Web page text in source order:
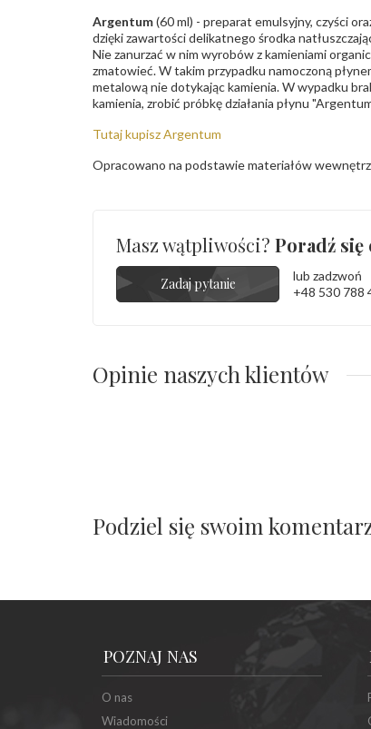
Argentum(60 ml) - preparat emulsyjny, czyści
dzięki zawartości delikatnego środka
Nie zanurzać w nim wyrobów z kamieniami
zmatowieć. W takim przypadku namoczoną
metalową nie dotykając kamienia. W wypadku
kamienia, zrobić próbkę działania płynu
Tutaj kupisz Argentum
Opracowano na podstawie materiałów
Masz wątpliwości? Poradź
Zadaj pytanie
lub zadzwoń
+48 530 788
Opinie naszych klientów
Podziel się swoim
POZNAJ NAS
O nas
Wiadomości